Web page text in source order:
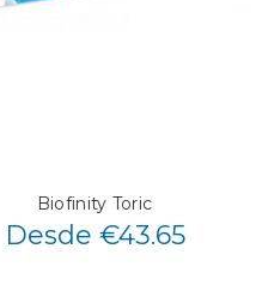
Biofinity Toric
Desde €43.65